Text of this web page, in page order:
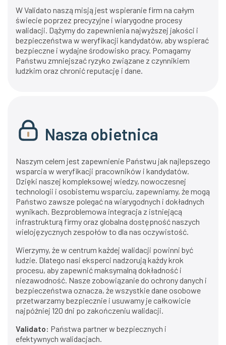
W Validato naszą misją jest wspieranie firm na całym
świecie poprzez precyzyjne i wiarygodne procesy
walidacji. Dążymy do zapewnienia najwyższej jakości i
bezpieczeństwa w weryfikacji kandydatów, aby wspierać
bezpieczne i wydajne środowisko pracy. Pomagamy
Państwu zmniejszać ryzyko związane z czynnikiem
ludzkim oraz chronić reputację i dane.
Nasza obietnica
Naszym celem jest zapewnienie Państwu jak najlepszego
wsparcia w weryfikacji pracowników i kandydatów.
Dzięki naszej kompleksowej wiedzy, nowoczesnej
technologii i osobistemu wsparciu, zapewniamy, że mogą
Państwo zawsze polegać na wiarygodnych i dokładnych
wynikach. Bezproblemowa integracja z istniejącą
infrastrukturą firmy oraz globalna dostępność naszych
wielojęzycznych zespołów to dla nas oczywistość.
Wierzymy, że w centrum każdej walidacji powinni być
ludzie. Dlatego nasi eksperci nadzorują każdy krok
procesu, aby zapewnić maksymalną dokładność i
niezawodność. Nasze zobowiązanie do ochrony danych i
bezpieczeństwa oznacza, że wszystkie dane osobowe
przetwarzamy bezpiecznie i usuwamy je całkowicie
najpóźniej 120 dni po zakończeniu walidacji.
Validato: Państwa partner w bezpiecznych i
efektywnych walidacjach.